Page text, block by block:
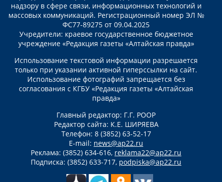
надзору в сфере связи, информационных технологий и
массовых коммуникаций. Регистрационный номер ЭЛ №
ФС77-89275 от 09.04.2025
Учредители: краевое государственное бюджетное
учреждение «Редакция газеты «Алтайская правда»
Использование текстовой информации разрешается
только при указании активной гиперссылки на сайт.
Использование фотографий запрещается без
согласования с КГБУ «Редакция газеты «Алтайская
правда»
Главный редактор: Г.Г. РООР
Редактор сайта: К.Е. ШИРЯЕВА
Телефон: 8 (3852) 63-52-17
E-mail: news@ap22.ru
Реклама: (3852) 634-616, reklama22@ap22.ru
Подписка: (3852) 633-717, podpiska@ap22.ru